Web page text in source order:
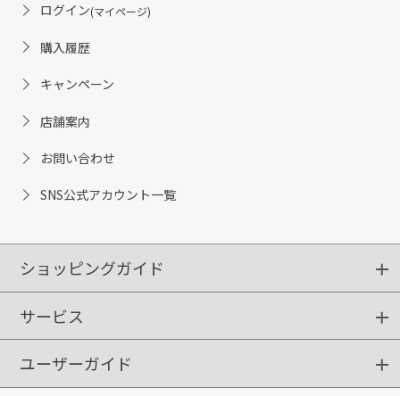
ログイン(マイページ)
購入履歴
キャンペーン
店舗案内
お問い合わせ
SNS公式アカウント一覧
ショッピングガイド
ショッピングガイド
ご注文方法
送料・配送
クーポンご利用方法
サービス
定期購入
ポイントサービス
お知らせメール
ユーザーガイド